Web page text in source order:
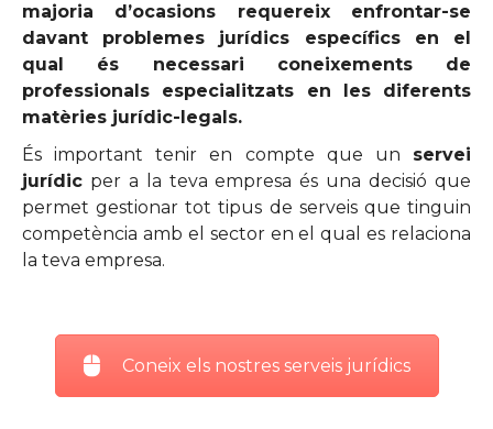
majoria d’ocasions requereix enfrontar-se
davant problemes jurídics específics en el
qual és necessari coneixements de
professionals especialitzats en les diferents
matèries jurídic-legals.
És important tenir en compte que un servei
jurídic per a la teva empresa és una decisió que
permet gestionar tot tipus de serveis que tinguin
competència amb el sector en el qual es relaciona
la teva empresa.
Coneix els nostres serveis jurídics